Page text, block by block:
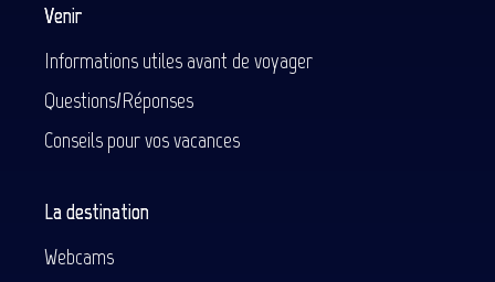
Venir
Informations utiles avant de voyager
Questions/Réponses
Conseils pour vos vacances
La destination
Webcams